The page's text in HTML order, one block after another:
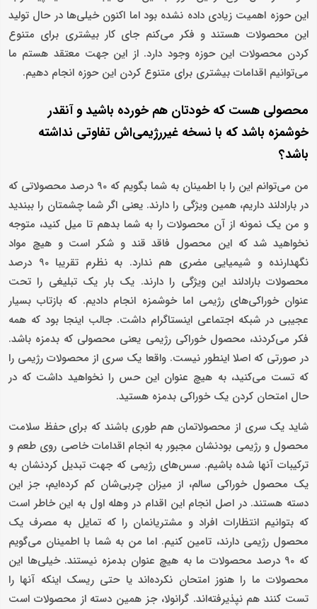
این حوزه اهمیت زیادی داده نشده بود اما اکنون خیلی‌ها در حال تولید
این محصولات هستند و فکر می‌کنم جای کار بیشتری برای متنوع
کردن محصولات این حوزه وجود دارد. از این جهت معتقد هستم ما
می‌توانیم اقدامات بیشتری برای متنوع کردن این حوزه انجام دهیم.
محصولی هست که خودتان هم خورده باشید و آنقدر
خوشمزه باشد که با نسخه غیررژیمی‌اش تفاوتی نداشته
باشد؟
من می‌توانم این را با اطمینان به شما بگویم که 90 درصد محصولاتی که
در باراد‌لند داریم، همین ویژگی را دارند. یعنی اگر شما چشمتان را ببندید
و من یک نمونه از آن محصولات را به شما بدهم تا میل کنید، متوجه
نخواهید شد که این محصول فاقد قند و شکر است و هیچ مواد
نگهدارنده و شیمیایی مضری هم ندارد. به نظرم تقریبا 90 درصد
محصولات بارادلند این ویژگی را دارند. یک بار یک تبلیغی را تحت
عنوان خوراکی‌های رژیمی اما خوشمزه انجام دادیم. که بازتاب بسیار
عجیبی در شبکه اجتماعی اینستاگرام داشت. جالب اینجا بود که همه
فکر می‌کردند، محصول خوراکی رژیمی یعنی محصولی که بدمزه باشد.
در صورتی که اصلا اینطور نیست. واقعا یک سری از محصولات رژیمی را
که تست می‌کنید، به هیچ عنوان این حس را نخواهید داشت که در
حال امتحان کردن یک خوراکی بدمزه هستید.
شاید یک سری از محصولاتمان هم طوری باشند که برای حفظ سلامت
محصول و رژیمی بودنشان مجبور به انجام اقدامات خاصی روی طعم و
ترکیبات آنها شده باشیم. سس‌های رژیمی که جهت تبدیل کردنشان به
یک محصول خوراکی سالم، از میزان چربی‌شان کم کرده‌ایم، جز این
دسته هستند. در اصل انجام این اقدام در وهله اول به این خاطر است
که بتوانیم انتظارات افراد و مشتریانمان را که تمایل به مصرف یک
محصول رژیمی دارند، تامین کنیم. اما من به شما با اطمینان می‌گویم
که 90 درصد محصولات ما به هیچ عنوان بدمزه نیستند. خیلی‌ها این
محصولات ما را هنوز امتحان نکرده‌اند یا حتی ریسک اینکه آنها را
تست کنند هم نپذیرفته‌اند. گرانولا، جز همین دسته از محصولات است